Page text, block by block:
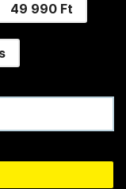
49 990 Ft